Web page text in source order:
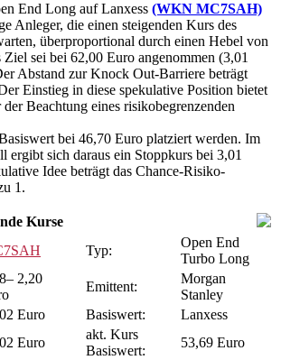
End Long auf Lanxess (WKN MC7SAH)
Anleger, die einen steigenden Kurs des
überproportional durch einen Hebel von
sei bei 62,00 Euro angenommen (3,01
Abstand zur Knock Out-Barriere beträgt
Einstieg in diese spekulative Position bietet
der Beachtung eines risikobegrenzenden
bei 46,70 Euro platziert werden. Im
ergibt sich daraus ein Stoppkurs bei 3,01
Idee beträgt das Chance-Risiko-
1.
Kurse
Typ:
Open End
Turbo Long
2,20
Emittent:
Morgan
Stanley
Euro Basiswert:
Lanxess
Euro
akt. Kurs
Basiswert:
53,69 Euro